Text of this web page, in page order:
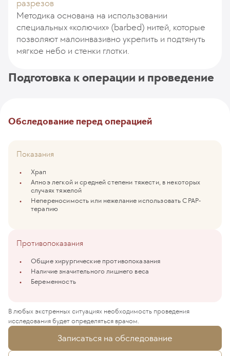
разрезов
Методика основана на использовании
специальных «колючих» (barbed) нитей, которые
позволяют малоинвазивно укрепить и подтянуть
мягкое небо и стенки глотки.
Подготовка к операции и проведение
Обследование перед операцией
Показания
Храп
Апноэ легкой и средней степени тяжести, в некоторых
случаях тяжелой
Непереносимость или нежелание использовать CPAP-
терапию
Противопоказания
Общие хирургические противопоказания
Наличие значительного лишнего веса
Беременность
В любых экстренных ситуациях необходимость проведения
исследования будет определяться врачом.
Записаться на обследование